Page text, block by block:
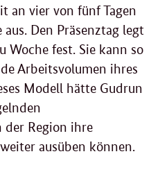
an vier von fünf Tagen
Den Präsenztag legt
Woche fest. Sie kann so
Arbeitsvolumen ihres
Modell hätte Gudrun
Region ihre
ausüben können.